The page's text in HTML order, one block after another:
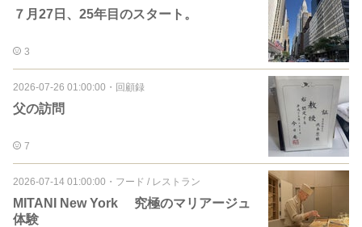
７月27日、25年目のスタート。
3
2026-07-26 01:00:00 ・ 回顧録
父の訪問
7
2026-07-14 01:00:00 ・ フード / レストラン
MITANI New York 究極のマリアージュ
体験